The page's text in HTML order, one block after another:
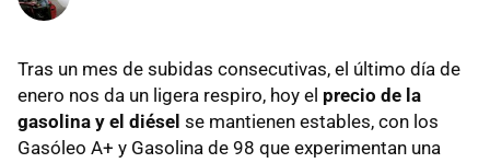
Tras un mes de subidas consecutivas, el último día de
enero nos da un ligera respiro, hoy el precio de la
gasolina y el diésel se mantienen estables, con los
Gasóleo A+ y Gasolina de 98 que experimentan una